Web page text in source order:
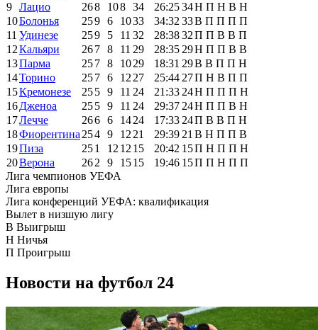
9 Лацио 268 108 34 26:2534Н П Н В Н
10Болонья 259 6 1033 34:32 33В П П П П
11 Удинезе 259 5 11 32 28:3832П П В В П
12Кальяри 267 8 11 29 28:35 29Н П П В В
13Парма 257 8 1029 18:31 29В В П П Н
14Торино 257 6 12 27 25:44 27П Н В П П
15Кремонезе 255 9 11 24 21:33 24Н П П П Н
16Дженоа 255 9 11 24 29:37 24Н П П В Н
17Лечче 266 6 1424 17:33 24П В В П Н
18Фиорентина 254 9 12 21 29:39 21 В Н П П В
19Пиза 251 12 12 15 20:42 15П Н П П Н
20Верона 262 9 1515 19:46 15П П Н П П
Лига чемпионов УЕФА
Лига европы
Лига конференций УЕФА: квалификация
Вылет в низшую лигу
В Выигрыш
Н Ничья
П Проигрыш
Новости на футбол 24